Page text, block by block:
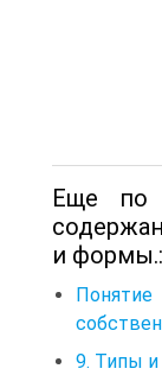
Еще по
и формы.:
9. Типы